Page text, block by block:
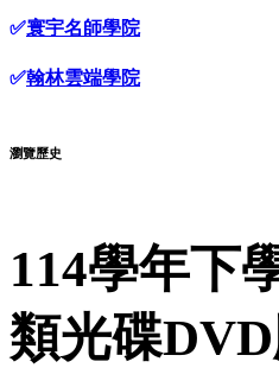
✅寰宇名師學院
✅翰林雲端學院
瀏覽歷史
114學年下
類光碟